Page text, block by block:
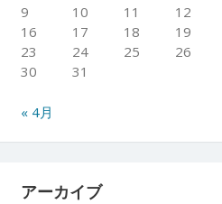
9
10 11 12
16
17 18 19
23
24 25 26
30
31
« 4月
アーカイブ